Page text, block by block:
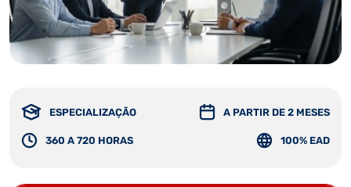
ESPECIALIZAÇÃO A PARTIR DE 2 MESES
360 A 720 HORAS 100% EAD